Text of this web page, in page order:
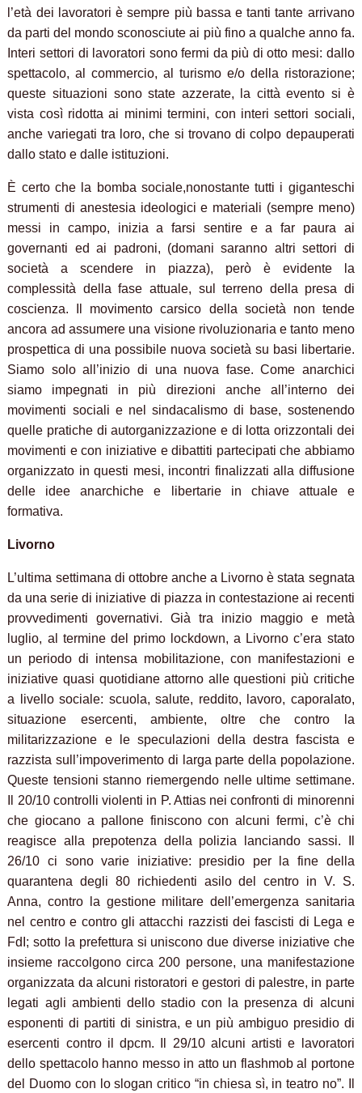
l’età dei lavoratori è sempre più bassa e tanti tante arrivano
da parti del mondo sconosciute ai più fino a qualche anno fa.
Interi settori di lavoratori sono fermi da più di otto mesi: dallo
spettacolo, al commercio, al turismo e/o della ristorazione;
queste situazioni sono state azzerate, la città evento si è
vista così ridotta ai minimi termini, con interi settori sociali,
anche variegati tra loro, che si trovano di colpo depauperati
dallo stato e dalle istituzioni.
È certo che la bomba sociale,nonostante tutti i giganteschi
strumenti di anestesia ideologici e materiali (sempre meno)
messi in campo, inizia a farsi sentire e a far paura ai
governanti ed ai padroni, (domani saranno altri settori di
società a scendere in piazza), però è evidente la
complessità della fase attuale, sul terreno della presa di
coscienza. Il movimento carsico della società non tende
ancora ad assumere una visione rivoluzionaria e tanto meno
prospettica di una possibile nuova società su basi libertarie.
Siamo solo all’inizio di una nuova fase. Come anarchici
siamo impegnati in più direzioni anche all’interno dei
movimenti sociali e nel sindacalismo di base, sostenendo
quelle pratiche di autorganizzazione e di lotta orizzontali dei
movimenti e con iniziative e dibattiti partecipati che abbiamo
organizzato in questi mesi, incontri finalizzati alla diffusione
delle idee anarchiche e libertarie in chiave attuale e
formativa.
Livorno
L’ultima settimana di ottobre anche a Livorno è stata segnata
da una serie di iniziative di piazza in contestazione ai recenti
provvedimenti governativi. Già tra inizio maggio e metà
luglio, al termine del primo lockdown, a Livorno c’era stato
un periodo di intensa mobilitazione, con manifestazioni e
iniziative quasi quotidiane attorno alle questioni più critiche
a livello sociale: scuola, salute, reddito, lavoro, caporalato,
situazione esercenti, ambiente, oltre che contro la
militarizzazione e le speculazioni della destra fascista e
razzista sull’impoverimento di larga parte della popolazione.
Queste tensioni stanno riemergendo nelle ultime settimane.
Il 20/10 controlli violenti in P. Attias nei confronti di minorenni
che giocano a pallone finiscono con alcuni fermi, c’è chi
reagisce alla prepotenza della polizia lanciando sassi. Il
26/10 ci sono varie iniziative: presidio per la fine della
quarantena degli 80 richiedenti asilo del centro in V. S.
Anna, contro la gestione militare dell’emergenza sanitaria
nel centro e contro gli attacchi razzisti dei fascisti di Lega e
FdI; sotto la prefettura si uniscono due diverse iniziative che
insieme raccolgono circa 200 persone, una manifestazione
organizzata da alcuni ristoratori e gestori di palestre, in parte
legati agli ambienti dello stadio con la presenza di alcuni
esponenti di partiti di sinistra, e un più ambiguo presidio di
esercenti contro il dpcm. Il 29/10 alcuni artisti e lavoratori
dello spettacolo hanno messo in atto un flashmob al portone
del Duomo con lo slogan critico “in chiesa sì, in teatro no”. Il